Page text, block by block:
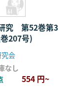
究 第52巻第3
207号)
会
なし
554 円~